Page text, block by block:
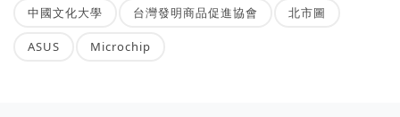
中國文化大學 台灣發明商品促進協會 北市圖
ASUS Microchip